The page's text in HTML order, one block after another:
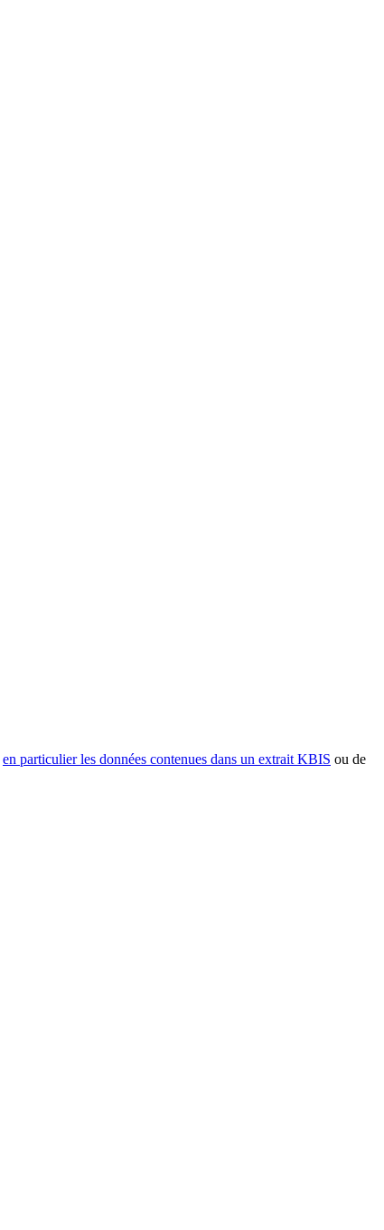
en particulier les données contenues dans un extrait KBIS ou de